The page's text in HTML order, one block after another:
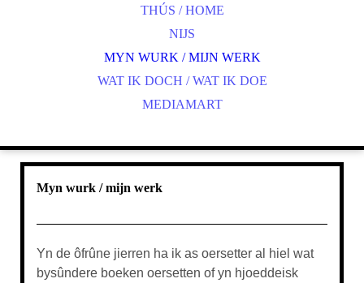
THÚS / HOME
NIJS
MYN WURK / MIJN WERK
WAT IK DOCH / WAT IK DOE
MEDIAMART
Myn wurk / mijn werk
Yn de ôfrûne jierren ha ik as oersetter al hiel wat
bysûndere boeken oersetten of yn hjoeddeisk